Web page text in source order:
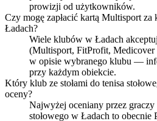
prowizji od użytkowników.
Czy mogę zapłacić kartą Multisport za
Ładach?
Wiele klubów w Ładach
(Multisport, FitProfit, Medicover
w opisie wybranego klubu —
przy każdym obiekcie.
Który klub ze stołami do tenisa
oceny?
Najwyżej oceniany przez graczy
stołowego w Ładach to